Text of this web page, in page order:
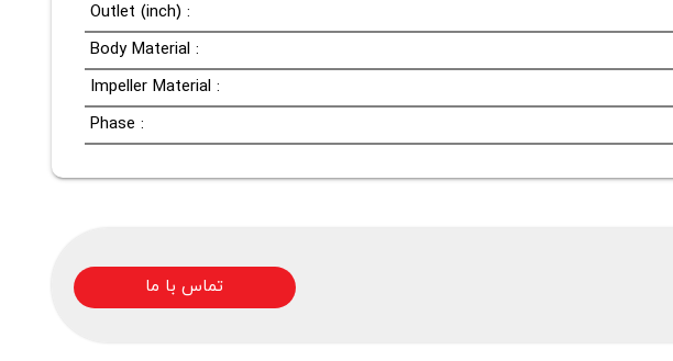
Outlet (inch) :
Body Material :
Impeller Material :
Phase :
تماس با ما